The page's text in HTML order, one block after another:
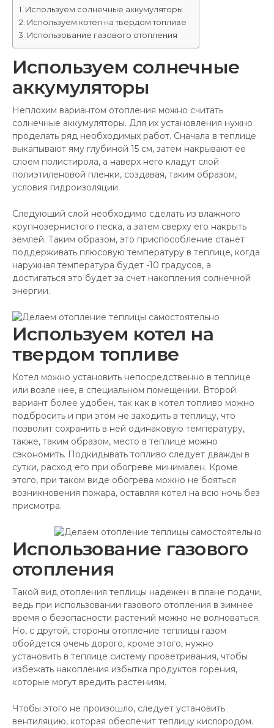
Используем солнечные аккумуляторы
Используем котел на твердом топливе
Использование газового отопления
Используем солнечные
аккумуляторы
Неплохим вариантом отопления можно считать
солнечные аккумуляторы. Для их установления нужно
проделать ряд необходимых работ. Сначала в теплице
выкапывают яму глубиной 15 см, затем накрывают ее
слоем полистирола, а наверх него кладут слой
полиэтиленовой пленки, создавая, таким образом,
условия гидроизоляции.
Следующий слой необходимо сделать из влажного
крупнозернистого песка, а затем сверху его накрыть
землей. Таким образом, это приспособление станет
поддерживать плюсовую температуру в теплице, когда
наружная температура будет -10 градусов, а
достигаться это будет за счет накопления солнечной
энергии.
Используем котел на
твердом топливе
Котел можно установить непосредственно в теплице
или возле нее, в специальном помещении. Второй
вариант более удобен, так как в котел топливо можно
подбросить и при этом не заходить в теплицу, что
позволит сохранить в ней одинаковую температуру,
также, таким образом, место в теплице можно
сэкономить. Подкидывать топливо следует дважды в
сутки, расход его при обогреве минимален. Кроме
этого, при таком виде обогрева можно не бояться
возникновения пожара, оставляя котел на всю ночь без
присмотра.
Использование газового
отопления
Такой вид отопления теплицы надежен в плане подачи,
ведь при использовании газового отопления в зимнее
время о безопасности растений можно не волноваться.
Но, с другой, стороны отопление теплицы газом
обойдется очень дорого, кроме этого, нужно
установить в теплице систему проветривания, чтобы
избежать накопления избытка продуктов горения,
которые могут вредить растениям.
Чтобы этого не произошло, следует установить
вентиляцию, которая обеспечит теплицу кислородом.